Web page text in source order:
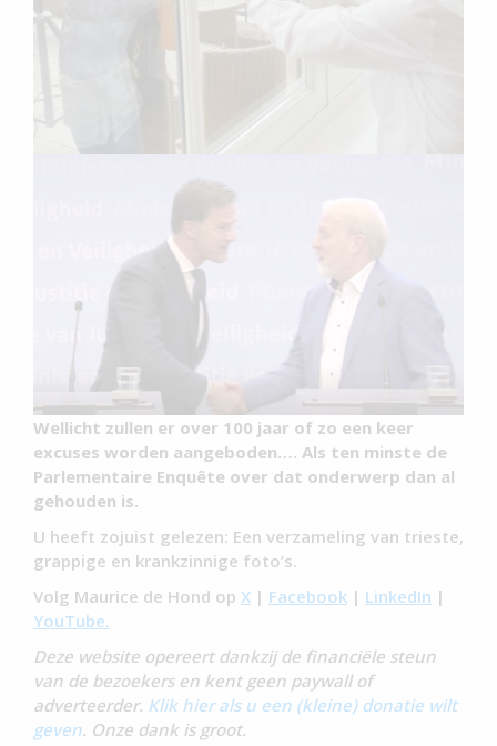
Wellicht zullen er over 100 jaar of zo een keer
excuses worden aangeboden…. Als ten minste de
Parlementaire Enquête over dat onderwerp dan al
gehouden is.
U heeft zojuist gelezen: Een verzameling van trieste,
grappige en krankzinnige foto’s.
Volg Maurice de Hond op X | Facebook | LinkedIn |
YouTube.
Deze website opereert dankzij de financiële steun
van de bezoekers en kent geen paywall of
adverteerder. Klik hier als u een (kleine) donatie wilt
geven. Onze dank is groot.